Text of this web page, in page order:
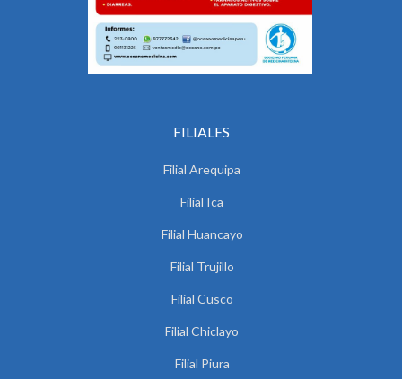
FILIALES
Filial Arequipa
Filial Ica
Filial Huancayo
Filial Trujillo
Filial Cusco
Filial Chiclayo
Filial Piura